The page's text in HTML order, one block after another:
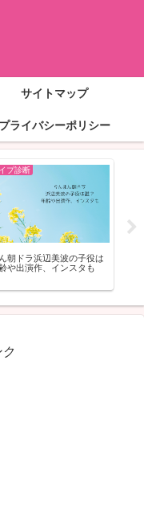
サイトマップ
プライバシーポリシー
プ診断
朝ドラ浜辺美波の子役は
や出演作、インスタも